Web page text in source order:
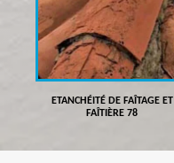
ETANCHÉITÉ DE FAÎTAGE ET
FAÎTIÈRE 78